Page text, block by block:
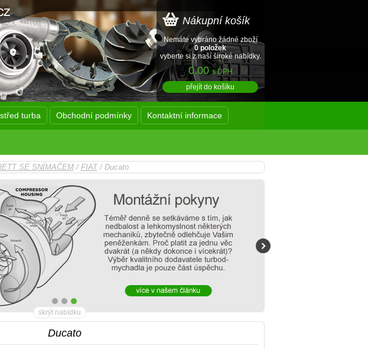
Nákupní košík
Nemáte vybráno žádné zboží
0 položek
vyberte si z naší široké nabídky.
0.00s DPH
přejít do košíku
turba Obchodní podmínky Kontaktní informace
SE SNÍMAČEM/ FIAT/ Ducato
skrýt nabídku
Ducato